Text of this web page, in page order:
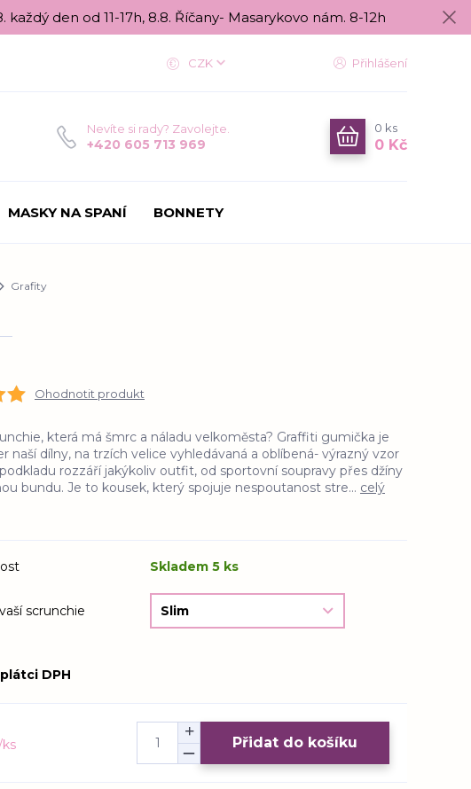
den od 11-17h, 8.8. Říčany- Masarykovo nám. 8-12h
CZK Přihlášení
Nevíte si rady? Zavolejte.
+420 605 713 969
0 ks
0 Kč
MASKY NA SPANÍ BONNETY
Grafity
Ohodnotit produkt
která má šmrc a náladu velkoměsta? Graffiti gumička je
naší dílny, na trzích velice vyhledávaná a oblíbená- výrazný vzor
rozzáří jakýkoliv outfit, od sportovní soupravy přes džíny
bundu. Je to kousek, který spojuje nespoutanost stre... celý
Skladem 5 ks
scrunchie
DPH
ks Přidat do košíku